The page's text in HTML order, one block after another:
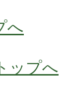
へ
ップへ